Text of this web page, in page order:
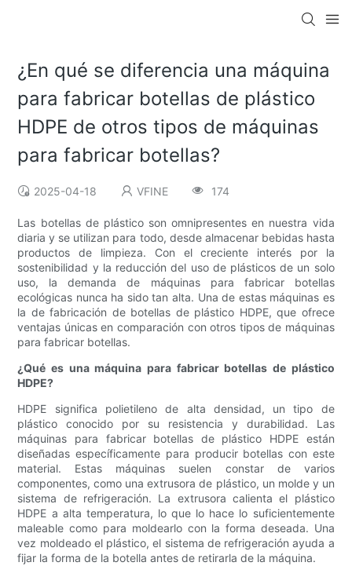
¿En qué se diferencia una máquina
para fabricar botellas de plástico
HDPE de otros tipos de máquinas
para fabricar botellas?
2025-04-18 VFINE 174
Las botellas de plástico son omnipresentes en nuestra vida
diaria y se utilizan para todo, desde almacenar bebidas hasta
productos de limpieza. Con el creciente interés por la
sostenibilidad y la reducción del uso de plásticos de un solo
uso, la demanda de máquinas para fabricar botellas
ecológicas nunca ha sido tan alta. Una de estas máquinas es
la de fabricación de botellas de plástico HDPE, que ofrece
ventajas únicas en comparación con otros tipos de máquinas
para fabricar botellas.
¿Qué es una máquina para fabricar botellas de plástico
HDPE?
HDPE significa polietileno de alta densidad, un tipo de
plástico conocido por su resistencia y durabilidad. Las
máquinas para fabricar botellas de plástico HDPE están
diseñadas específicamente para producir botellas con este
material. Estas máquinas suelen constar de varios
componentes, como una extrusora de plástico, un molde y un
sistema de refrigeración. La extrusora calienta el plástico
HDPE a alta temperatura, lo que lo hace lo suficientemente
maleable como para moldearlo con la forma deseada. Una
vez moldeado el plástico, el sistema de refrigeración ayuda a
fijar la forma de la botella antes de retirarla de la máquina.